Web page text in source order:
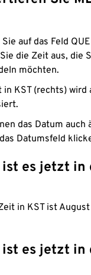
auf das Feld
die Zeit aus, die
möchten.
in KST (rechts) wird
das Datum auch
Datumsfeld
ist es jetzt in
in KST ist
es jetzt in